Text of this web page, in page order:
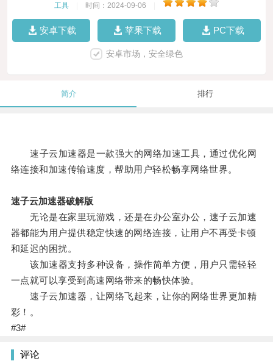
工具 时间：2024-09-06
安卓下载 苹果下载 PC下载
安卓市场，安全绿色
简介 排行
速子云加速器是一款强大的网络加速工具，通过优化网
络连接和加速传输速度，帮助用户轻松畅享网络世界。
速子云加速器破解版
无论是在家里玩游戏，还是在办公室办公，速子云加速
器都能为用户提供稳定快速的网络连接，让用户不再受卡顿
和延迟的困扰。
该加速器支持多种设备，操作简单方便，用户只需轻轻
一点就可以享受到高速网络带来的畅快体验。
速子云加速器，让网络飞起来，让你的网络世界更加精
彩！。
#3#
评论